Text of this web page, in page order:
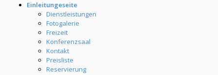
Einleitungeseite
Dienstleistungen
Fotogalerie
Freizeit
Konferenzsaal
Kontakt
Preisliste
Reservierung